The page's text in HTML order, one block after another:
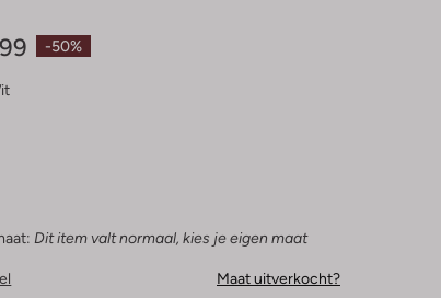
-50%
Dit item valt normaal, kies je eigen maat
Maat uitverkocht?